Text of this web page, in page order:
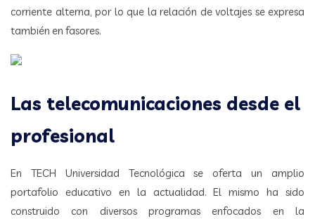
corriente alterna, por lo que la relación de voltajes se expresa
también en fasores.
Las telecomunicaciones desde el
profesional
En TECH Universidad Tecnológica se oferta un amplio
portafolio educativo en la actualidad. El mismo ha sido
construido con diversos programas enfocados en la